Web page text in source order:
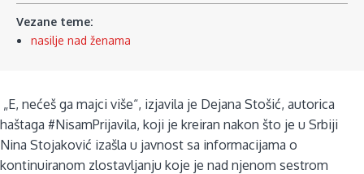
Vezane teme:
nasilje nad ženama
„E, nećeš ga majci više“, izjavila je Dejana Stošić, autorica
haštaga #NisamPrijavila, koji je kreiran nakon što je u Srbiji
Nina Stojaković izašla u javnost sa informacijama o
kontinuiranom zlostavljanju koje je nad njenom sestrom